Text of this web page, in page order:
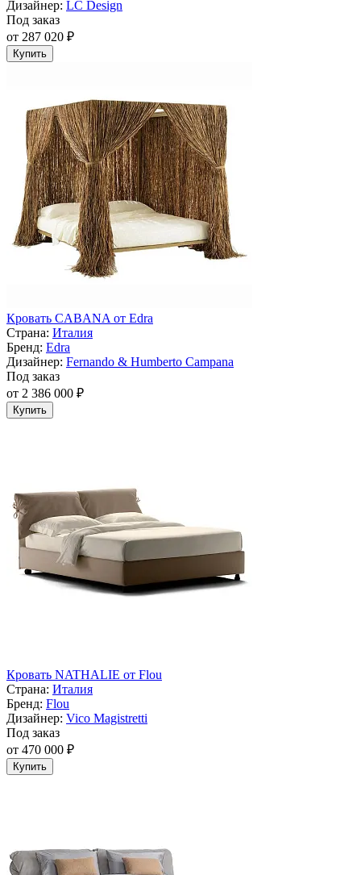
Дизайнер: LC Design
Под заказ
от 287 020 ₽
Купить
Кровать CABANA от Edra
Страна: Италия
Бренд: Edra
Дизайнер: Fernando & Humberto Campana
Под заказ
от 2 386 000 ₽
Купить
Кровать NATHALIE от Flou
Страна: Италия
Бренд: Flou
Дизайнер: Vico Magistretti
Под заказ
от 470 000 ₽
Купить